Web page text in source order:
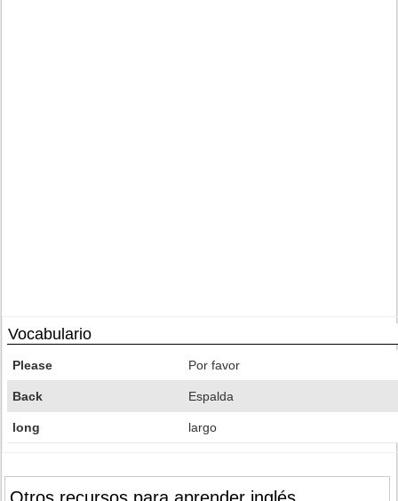
Vocabulario
Please Por favor
Back Espalda
long largo